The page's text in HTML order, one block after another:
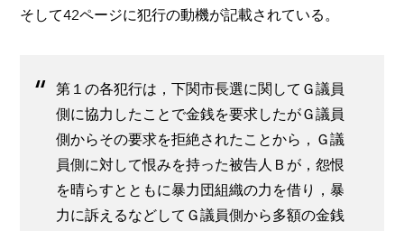
そして42ページに犯行の動機が記載されている。
第１の各犯行は，下関市長選に関してＧ議員
側に協力したことで金銭を要求したがＧ議員
側からその要求を拒絶されたことから，Ｇ議
員側に対して恨みを持った被告人Ｂが，怨恨
を晴らすとともに暴力団組織の力を借り，暴
力に訴えるなどしてＧ議員側から多額の金銭